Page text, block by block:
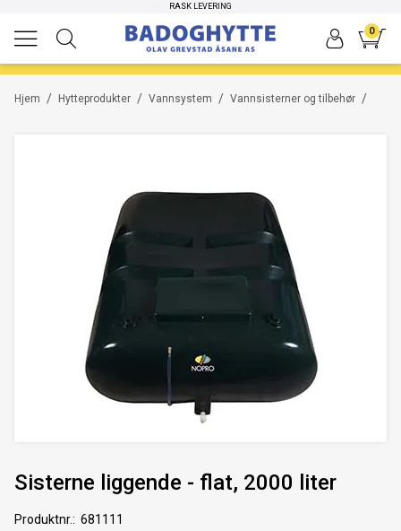
RASK LEVERING
HØYKVALITETS PRODUKTER
0
/
Hjem /
Hytteprodukter /
Vannsystem /
Vannsisterner og tilbehør
Sisterne liggende - flat, 2000 liter
Produktnr.
681111